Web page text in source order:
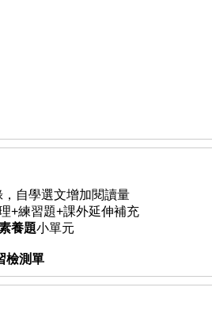
，自學選文增加閱讀量
+練習題+課外延伸補充
養題小單元
檢測單